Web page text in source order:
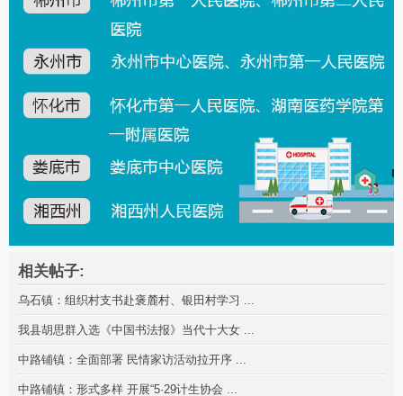
相关帖子:
乌石镇：组织村支书赴褒麓村、银田村学习 ...
我县胡思群入选《中国书法报》当代十大女 ...
中路铺镇：全面部署 民情家访活动拉开序 ...
中路铺镇：形式多样 开展“5·29计生协会 ...